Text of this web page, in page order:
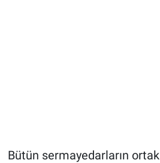
Bütün sermayedarların